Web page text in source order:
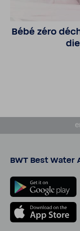
Bébé zéro
BWT Best Water